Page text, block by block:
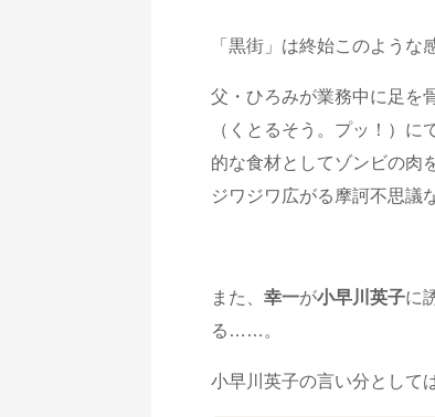
「黒街」は終始このような
父・ひろみが業務中に足を
（くとるそう。プッ！）
的な食材としてゾンビの肉
ジワジワ広がる摩訶不思議
また、 幸一が小早川英子に
る……。
小早川英子の言い分としては